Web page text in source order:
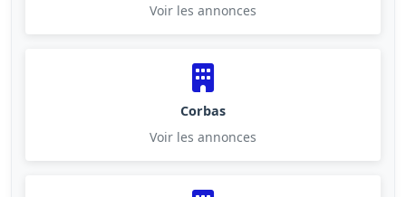
Voir les annonces
Corbas
Voir les annonces